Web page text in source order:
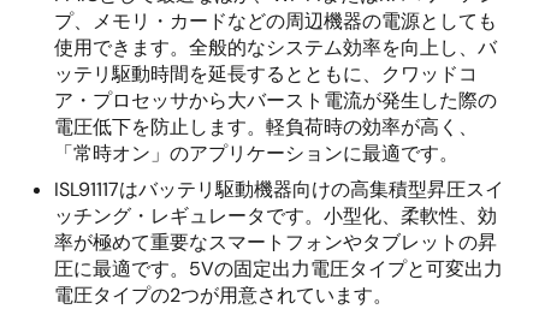
プ、メモリ・カードなどの周辺機器の電源としても
使用できます。全般的なシステム効率を向上し、バ
ッテリ駆動時間を延長するとともに、クワッドコ
ア・プロセッサから大バースト電流が発生した際の
電圧低下を防止します。軽負荷時の効率が高く、
「常時オン」のアプリケーションに最適です。
ISL91117はバッテリ駆動機器向けの高集積型昇圧スイ
ッチング・レギュレータです。小型化、柔軟性、効
率が極めて重要なスマートフォンやタブレットの昇
圧に最適です。5Vの固定出力電圧タイプと可変出力
電圧タイプの2つが用意されています。